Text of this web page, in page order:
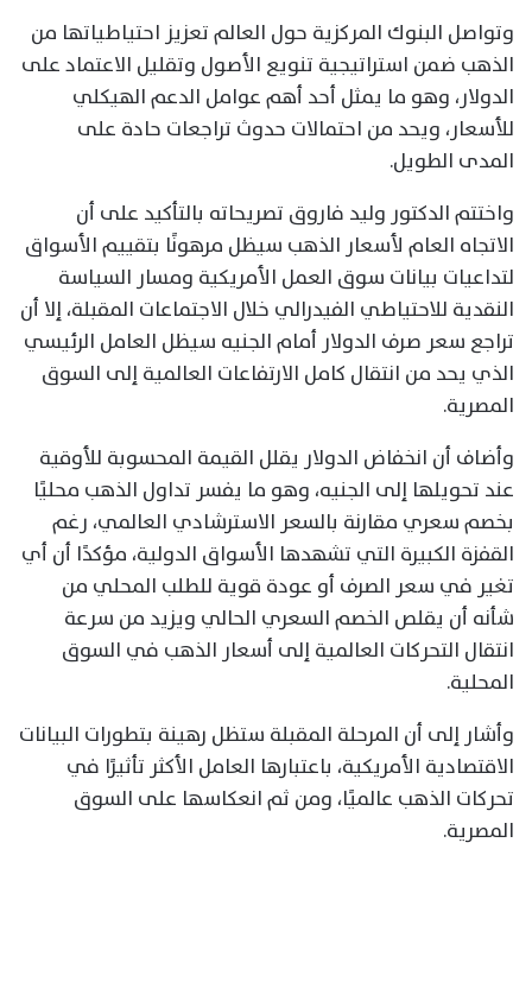
وتواصل البنوك المركزية حول العالم تعزيز احتياطياتها من
الذهب ضمن استراتيجية تنويع الأصول وتقليل الاعتماد على
الدولار، وهو ما يمثل أحد أهم عوامل الدعم الهيكلي
للأسعار، ويحد من احتمالات حدوث تراجعات حادة على
المدى الطويل.
واختتم الدكتور وليد فاروق تصريحاته بالتأكيد على أن
الاتجاه العام لأسعار الذهب سيظل مرهونًا بتقييم الأسواق
لتداعيات بيانات سوق العمل الأمريكية ومسار السياسة
النقدية للاحتياطي الفيدرالي خلال الاجتماعات المقبلة، إلا أن
تراجع سعر صرف الدولار أمام الجنيه سيظل العامل الرئيسي
الذي يحد من انتقال كامل الارتفاعات العالمية إلى السوق
المصرية.
وأضاف أن انخفاض الدولار يقلل القيمة المحسوبة للأوقية
عند تحويلها إلى الجنيه، وهو ما يفسر تداول الذهب محليًا
بخصم سعري مقارنة بالسعر الاسترشادي العالمي، رغم
القفزة الكبيرة التي تشهدها الأسواق الدولية، مؤكدًا أن أي
تغير في سعر الصرف أو عودة قوية للطلب المحلي من
شأنه أن يقلص الخصم السعري الحالي ويزيد من سرعة
انتقال التحركات العالمية إلى أسعار الذهب في السوق
المحلية.
وأشار إلى أن المرحلة المقبلة ستظل رهينة بتطورات البيانات
الاقتصادية الأمريكية، باعتبارها العامل الأكثر تأثيرًا في
تحركات الذهب عالميًا، ومن ثم انعكاسها على السوق
المصرية.